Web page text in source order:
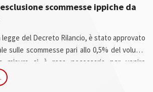
scommesse ippiche da
legge del Decreto Rilancio, è stato approvato
sulle scommesse pari allo 0,5% del volume
misura si è resa necessaria per venire
che maggiormente hanno subito le
a seguito dell’epidemia Covid-19. Il